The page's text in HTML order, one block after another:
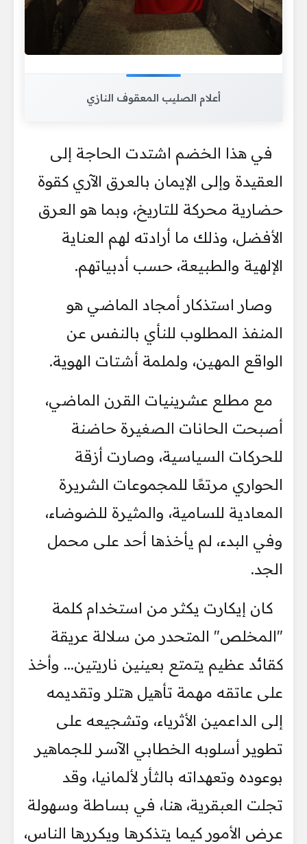
أعلام الصليب المعقوف النازي
في هذا الخضم اشتدت الحاجة إلى
العقيدة وإلى الإيمان بالعرق الآري كقوة
حضارية محركة للتاريخ، وبما هو العرق
الأفضل، وذلك ما أرادته لهم العناية
الإلهية والطبيعة، حسب أدبياتهم.
وصار استذكار أمجاد الماضي هو
المنفذ المطلوب للنأي بالنفس عن
الواقع المهين، ولملمة أشتات الهوية.
مع مطلع عشرينيات القرن الماضي،
أصبحت الحانات الصغيرة حاضنة
للحركات السياسية، وصارت أزقة
الحواري مرتعًا للمجموعات الشريرة
المعادية للسامية، والمثيرة للضوضاء،
وفي البدء، لم يأخذها أحد على محمل
الجد.
كان إيكارت يكثر من استخدام كلمة
"المخلص" المتحدر من سلالة عريقة
كقائد عظيم يتمتع بعينين ناريتين... وأخذ
على عاتقه مهمة تأهيل هتلر وتقديمه
إلى الداعمين الأثرياء، وتشجيعه على
تطوير أسلوبه الخطابي الآسر للجماهير
بوعوده وتعهداته بالثأر لألمانيا، وقد
تجلت العبقرية، هنا، في بساطة وسهولة
عرض الأمور كيما يتذكرها ويكررها الناس،